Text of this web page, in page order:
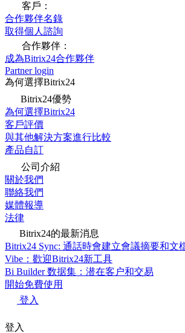
客戶：
合作夥伴名錄
取得個人諮詢
合作夥伴：
成為Bitrix24合作夥伴
Partner login
為何選擇Bitrix24
Bitrix24優勢
為何選擇Bitrix24
客戶評價
與其他解決方案進行比較
產品自訂
公司介紹
關於我們
聯絡我們
媒體報導
法律
Bitrix24的最新消息
Bitrix24 Sync: 通話時會建立會議摘要和文
Vibe：歡迎Bitrix24新工具
Bi Builder 数据集：潜在客户和交易
開始免費使用
登入
登入